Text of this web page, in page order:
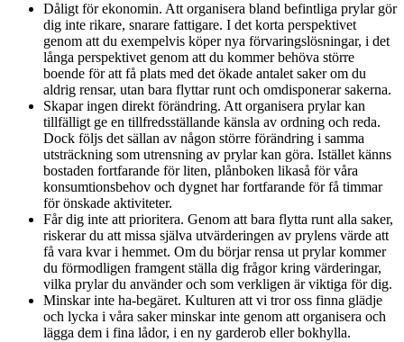
Dåligt för ekonomin. Att organisera bland befintliga prylar gör
dig inte rikare, snarare fattigare. I det korta perspektivet
genom att du exempelvis köper nya förvaringslösningar, i det
långa perspektivet genom att du kommer behöva större
boende för att få plats med det ökade antalet saker om du
aldrig rensar, utan bara flyttar runt och omdisponerar sakerna.
Skapar ingen direkt förändring. Att organisera prylar kan
tillfälligt ge en tillfredsställande känsla av ordning och reda.
Dock följs det sällan av någon större förändring i samma
utsträckning som utrensning av prylar kan göra. Istället känns
bostaden fortfarande för liten, plånboken likaså för våra
konsumtionsbehov och dygnet har fortfarande för få timmar
för önskade aktiviteter.
Får dig inte att prioritera. Genom att bara flytta runt alla saker,
riskerar du att missa själva utvärderingen av prylens värde att
få vara kvar i hemmet. Om du börjar rensa ut prylar kommer
du förmodligen framgent ställa dig frågor kring värderingar,
vilka prylar du använder och som verkligen är viktiga för dig.
Minskar inte ha-begäret. Kulturen att vi tror oss finna glädje
och lycka i våra saker minskar inte genom att organisera och
lägga dem i fina lådor, i en ny garderob eller bokhylla.